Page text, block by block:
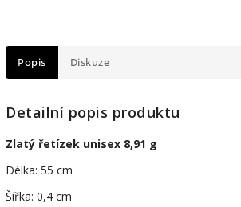
Popis Diskuze
Detailní popis produktu
Zlatý řetízek unisex 8,91 g
Délka: 55 cm
Šířka: 0,4 cm